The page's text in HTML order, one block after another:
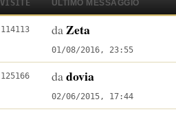
i
i
m
o
m
e
s
VISITE ULTIMO MESSAGGIO
114113V
s
U
l
t
i
m
daZeta
01/08/2016, 23:55
125166V
s
U
l
t
dadovia
02/06/2015, 17:44